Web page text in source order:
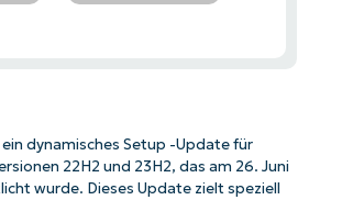
dynamisches Setup -Update für
22H2 und 23H2, das am 26. Juni
wurde. Dieses Update zielt speziell